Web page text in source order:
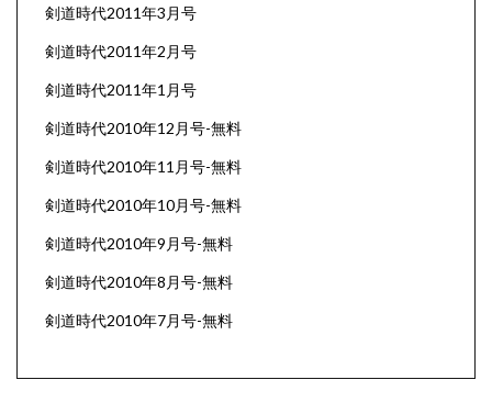
剣道時代2011年3月号
剣道時代2011年2月号
剣道時代2011年1月号
剣道時代2010年12月号-無料
剣道時代2010年11月号-無料
剣道時代2010年10月号-無料
剣道時代2010年9月号-無料
剣道時代2010年8月号-無料
剣道時代2010年7月号-無料